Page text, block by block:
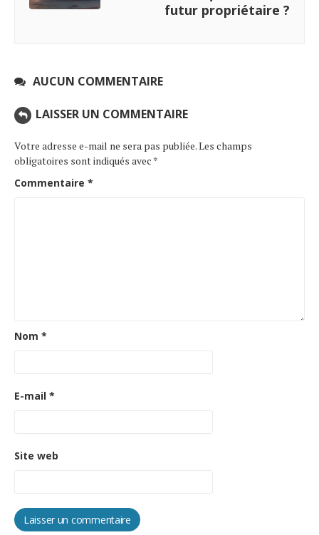
futur propriétaire ?
AUCUN COMMENTAIRE
LAISSER UN COMMENTAIRE
Votre adresse e-mail ne sera pas publiée.Les champs
obligatoires sont indiqués avec *
Commentaire *
Nom *
E-mail *
Site web